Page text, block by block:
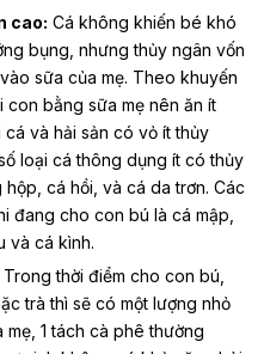
cao: Cá không khiến bé khó
bụng, nhưng thủy ngân vốn
sữa của mẹ. Theo khuyến
con bằng sữa mẹ nên ăn ít
và hải sản có vỏ ít thủy
loại cá thông dụng ít có thủy
cá hồi, và cá da trơn. Các
đang cho con bú là cá mập,
và cá kình.
Trong thời điểm cho con bú,
trà thì sẽ có một lượng nhỏ
1 tách cà phê thường